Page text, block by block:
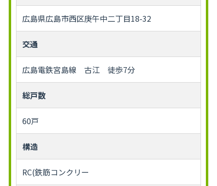
広島県広島市西区庚午中二丁目18-32
交通
広島電鉄宮島線 古江 徒歩7分
総戸数
60戸
構造
RC(鉄筋コンクリー